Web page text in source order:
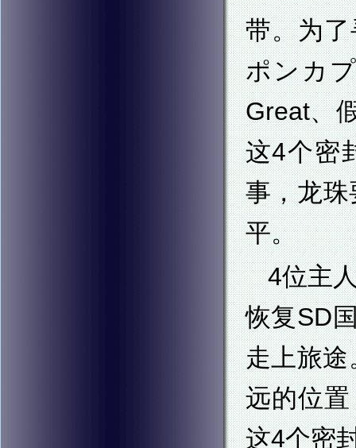
带。为
ポンカ
Great、
这4个密
事，龙
平。
4位主
恢复SD
走上旅
远的位
这4个密